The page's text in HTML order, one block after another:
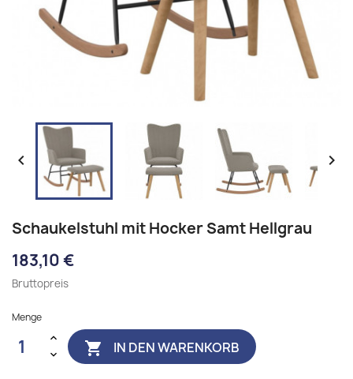
 
Schaukelstuhl mit Hocker Samt Hellgrau
183,10 €
Bruttopreis
Menge
 IN DEN WARENKORB